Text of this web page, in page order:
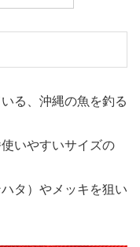
る、沖縄の魚を釣る
いやすいサイズの
タ）やメッキを狙い